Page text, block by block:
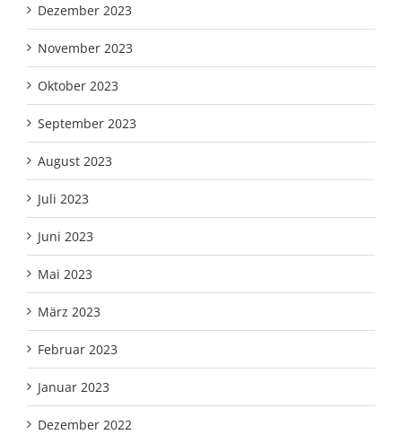
Dezember 2023
November 2023
Oktober 2023
September 2023
August 2023
Juli 2023
Juni 2023
Mai 2023
März 2023
Februar 2023
Januar 2023
Dezember 2022